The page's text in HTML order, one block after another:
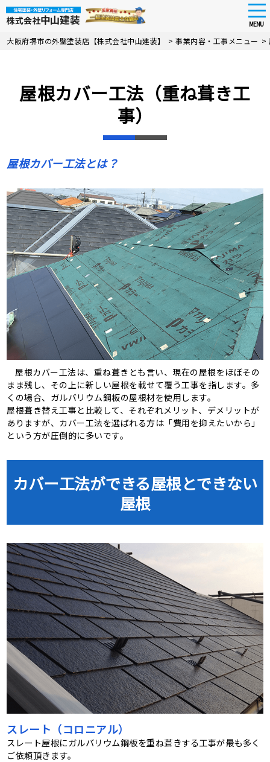
Skip
MENU
大阪府堺市の外壁塗装店【株式会社中山建装】 >事業内容・工事メニュー >
屋根カバー工法（重ね葺き工
事）
屋根カバー工法とは？
屋根カバー工法は、重ね葺きとも言い、現在の屋根をほぼその
まま残し、その上に新しい屋根を載せて覆う工事を指します。多
くの場合、ガルバリウム鋼板の屋根材を使用します。
屋根葺き替え工事と比較して、それぞれメリット、デメリットが
ありますが、カバー工法を選ばれる方は「費用を抑えたいから」
という方が圧倒的に多いです。
カバー工法ができる屋根とできない
屋根
スレート（コロニアル）
スレート屋根にガルバリウム鋼板を重ね葺きする工事が最も多く
ご依頼頂きます。